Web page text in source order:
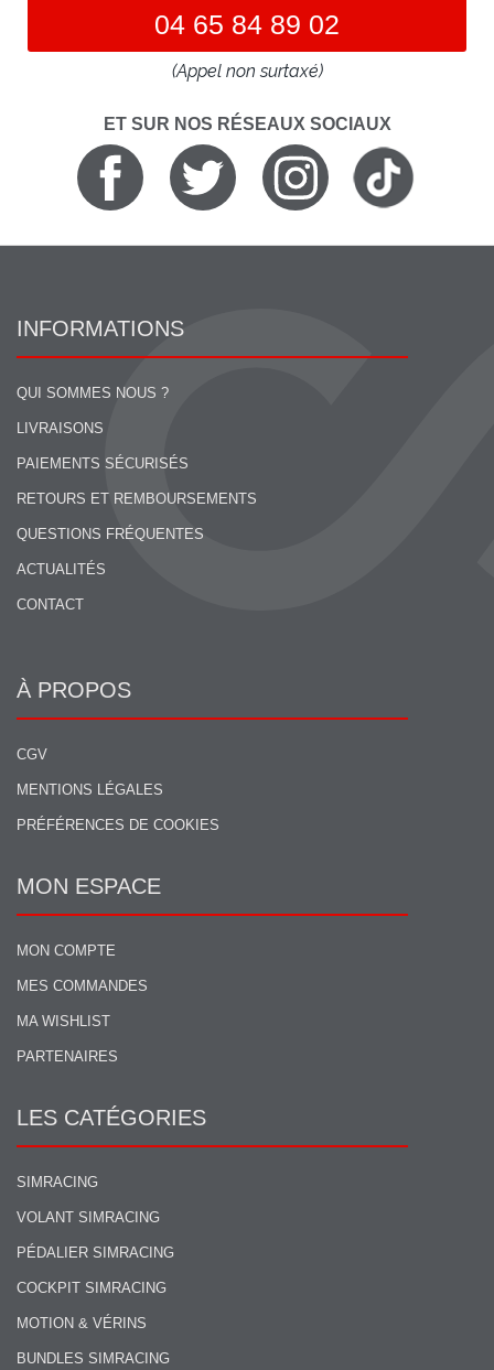
04 65 84 89 02
(Appel non surtaxé)
ET SUR NOS RÉSEAUX SOCIAUX
INFORMATIONS
QUI SOMMES NOUS ?
LIVRAISONS
PAIEMENTS SÉCURISÉS
RETOURS ET REMBOURSEMENTS
QUESTIONS FRÉQUENTES
ACTUALITÉS
CONTACT
À PROPOS
CGV
MENTIONS LÉGALES
PRÉFÉRENCES DE COOKIES
MON ESPACE
MON COMPTE
MES COMMANDES
MA WISHLIST
PARTENAIRES
LES CATÉGORIES
SIMRACING
VOLANT SIMRACING
PÉDALIER SIMRACING
COCKPIT SIMRACING
MOTION & VÉRINS
BUNDLES SIMRACING